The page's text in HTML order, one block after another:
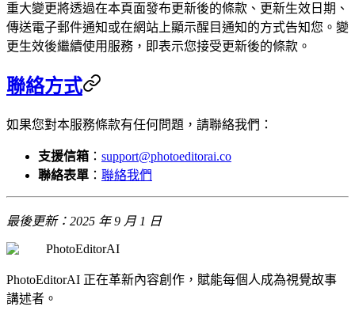
重大變更將透過在本頁面發布更新後的條款、更新生效日期、
傳送電子郵件通知或在網站上顯示醒目通知的方式告知您。變
更生效後繼續使用服務，即表示您接受更新後的條款。
聯絡方式
如果您對本服務條款有任何問題，請聯絡我們：
支援信箱 ： support@photoeditorai.co
聯絡表單 ： 聯絡我們
最後更新：2025 年 9 月 1 日
PhotoEditorAI
PhotoEditorAI 正在革新內容創作，賦能每個人成為視覺故事
講述者。